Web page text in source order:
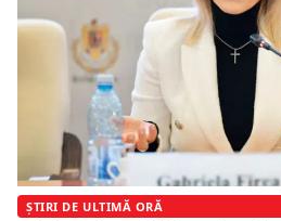
ȘTIRI DE ULTIMĂ ORĂ